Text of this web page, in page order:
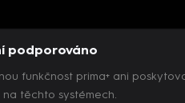
podporováno
funkčnost prima+ ani
těchto systémech.